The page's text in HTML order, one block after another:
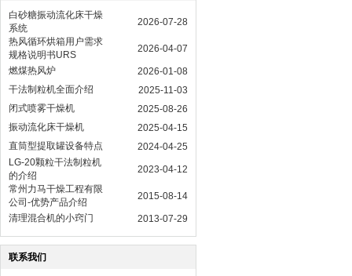
白砂糖振动流化床干燥
系统
2026-07-28
热风循环烘箱用户需求
规格说明书URS
2026-04-07
燃煤热风炉
2026-01-08
干法制粒机全面介绍
2025-11-03
闭式喷雾干燥机
2025-08-26
振动流化床干燥机
2025-04-15
直筒型提取罐设备特点
2024-04-25
LG-20颗粒干法制粒机
的介绍
2023-04-12
常州力马干燥工程有限
公司-优势产品介绍
2015-08-14
清理混合机的小窍门
2013-07-29
联系我们